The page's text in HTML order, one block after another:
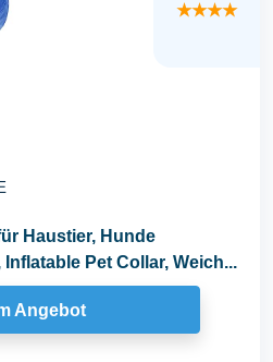
★★★★
Haustier, Hunde
Pet Collar, Weich...
Angebot